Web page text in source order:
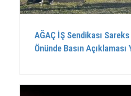
AĞAÇ İŞ Sendikası
Önünde Basın Açıklaması